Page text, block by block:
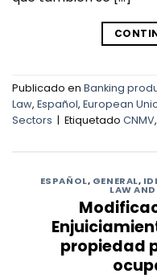
Publicado en Banking
Law, Español, European
Sectors | Etiquetado CNMV,
ESPAÑOL, GENERAL,
LAW
propiedad